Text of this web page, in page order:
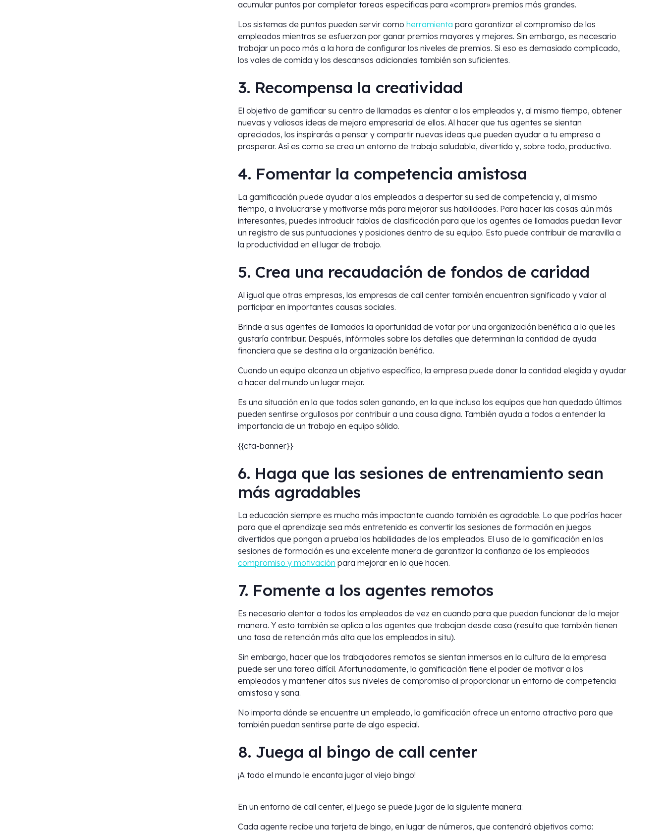
acumular puntos por completar tareas específicas para «comprar» premios más grandes.
Los sistemas de puntos pueden servir como herramienta para garantizar el compromiso de los
empleados mientras se esfuerzan por ganar premios mayores y mejores. Sin embargo, es necesario
trabajar un poco más a la hora de configurar los niveles de premios. Si eso es demasiado complicado,
los vales de comida y los descansos adicionales también son suficientes.
3. Recompensa la creatividad
El objetivo de gamificar su centro de llamadas es alentar a los empleados y, al mismo tiempo, obtener
nuevas y valiosas ideas de mejora empresarial de ellos. Al hacer que tus agentes se sientan
apreciados, los inspirarás a pensar y compartir nuevas ideas que pueden ayudar a tu empresa a
prosperar. Así es como se crea un entorno de trabajo saludable, divertido y, sobre todo, productivo.
4. Fomentar la competencia amistosa
La gamificación puede ayudar a los empleados a despertar su sed de competencia y, al mismo
tiempo, a involucrarse y motivarse más para mejorar sus habilidades. Para hacer las cosas aún más
interesantes, puedes introducir tablas de clasificación para que los agentes de llamadas puedan llevar
un registro de sus puntuaciones y posiciones dentro de su equipo. Esto puede contribuir de maravilla a
la productividad en el lugar de trabajo.
5. Crea una recaudación de fondos de caridad
Al igual que otras empresas, las empresas de call center también encuentran significado y valor al
participar en importantes causas sociales.
Brinde a sus agentes de llamadas la oportunidad de votar por una organización benéfica a la que les
gustaría contribuir. Después, infórmales sobre los detalles que determinan la cantidad de ayuda
financiera que se destina a la organización benéfica.
Cuando un equipo alcanza un objetivo específico, la empresa puede donar la cantidad elegida y ayudar
a hacer del mundo un lugar mejor.
Es una situación en la que todos salen ganando, en la que incluso los equipos que han quedado últimos
pueden sentirse orgullosos por contribuir a una causa digna. También ayuda a todos a entender la
importancia de un trabajo en equipo sólido.
{{cta-banner}}
6. Haga que las sesiones de entrenamiento sean
más agradables
La educación siempre es mucho más impactante cuando también es agradable. Lo que podrías hacer
para que el aprendizaje sea más entretenido es convertir las sesiones de formación en juegos
divertidos que pongan a prueba las habilidades de los empleados. El uso de la gamificación en las
sesiones de formación es una excelente manera de garantizar la confianza de los empleados
compromiso y motivación para mejorar en lo que hacen.
7. Fomente a los agentes remotos
Es necesario alentar a todos los empleados de vez en cuando para que puedan funcionar de la mejor
manera. Y esto también se aplica a los agentes que trabajan desde casa (resulta que también tienen
una tasa de retención más alta que los empleados in situ).
Sin embargo, hacer que los trabajadores remotos se sientan inmersos en la cultura de la empresa
puede ser una tarea difícil. Afortunadamente, la gamificación tiene el poder de motivar a los
empleados y mantener altos sus niveles de compromiso al proporcionar un entorno de competencia
amistosa y sana.
No importa dónde se encuentre un empleado, la gamificación ofrece un entorno atractivo para que
también puedan sentirse parte de algo especial.
8. Juega al bingo de call center
¡A todo el mundo le encanta jugar al viejo bingo!
En un entorno de call center, el juego se puede jugar de la siguiente manera:
Cada agente recibe una tarjeta de bingo, en lugar de números, que contendrá objetivos como: